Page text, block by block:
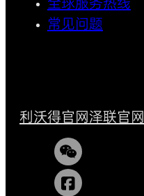
常见问题
利沃得官网泽联官网